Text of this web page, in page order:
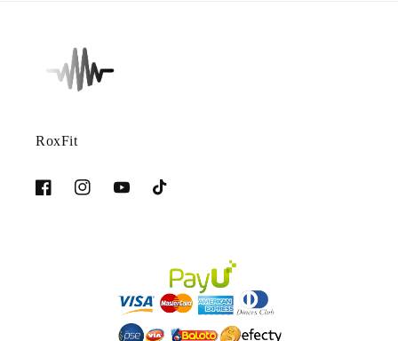
RoxFit
FacebookInstagramYouTubeTikTok